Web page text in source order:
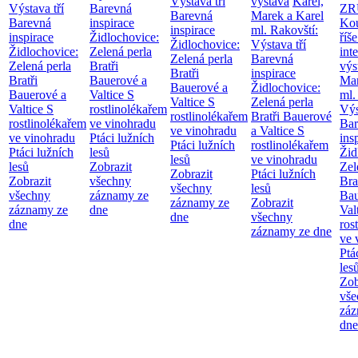
Výstava tří
Barevná
inspirace
Židlochovice:
Zelená perla
Bratři
Bauerové a
Valtice S
rostlinolékařem
ve vinohradu
Ptáci lužních
lesů
Zobrazit
všechny
záznamy ze
dne
Barevná
inspirace
Židlochovice:
Zelená perla
Bratři
Bauerové a
Valtice S
rostlinolékařem
ve vinohradu
Ptáci lužních
lesů
Zobrazit
všechny
záznamy ze
dne
Barevná
inspirace
Židlochovice:
Zelená perla
Bratři
Bauerové a
Valtice S
rostlinolékařem
ve vinohradu
Ptáci lužních
lesů
Zobrazit
všechny
záznamy ze
dne
Marek a Karel
ml. Rakovští:
Výstava tří
Barevná
inspirace
Židlochovice:
Zelená perla
Bratři Bauerové
a Valtice S
rostlinolékařem
ve vinohradu
Ptáci lužních
lesů
Zobrazit
všechny
záznamy ze dne
ml.
ve
dne